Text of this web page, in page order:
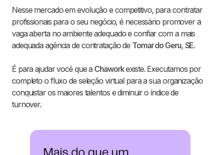
Nesse mercado em evolução e competitivo, para contratar
profissionais para o seu negócio, é necessário promover a
vaga aberta no ambiente adequado e confiar com a mais
adequada agência de contratação de Tomar do Geru, SE.
É para ajudar você que a Chaworkexiste. Executamos por
completo o fluxo de seleção virtual para a sua organização
conquistar os maiores talentos e diminuir o índice de
turnover.